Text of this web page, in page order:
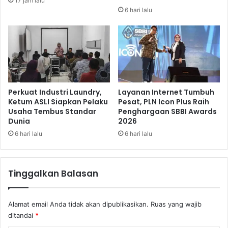
m
u
a
n
S
t
i
n
t
u
n
g
M
e
h
t
i
6 hari lalu
Perkuat Industri Laundry,
Ketum ASLI Siapkan Pelaku
Usaha Tembus Standar
Dunia
6 hari lalu
Layanan Internet Tumbuh
Pesat, PLN Icon Plus Raih
Penghargaan SBBI Awards
2026
6 hari lalu
Tinggalkan Balasan
Alamat email Anda tidak akan dipublikasikan. Ruas yang wajib
ditandai *